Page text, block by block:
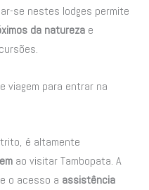
se nestes lodges permite
da natureza e
viagem para entrar na
é altamente
ao visitar Tambopata. A
o acesso a assistência